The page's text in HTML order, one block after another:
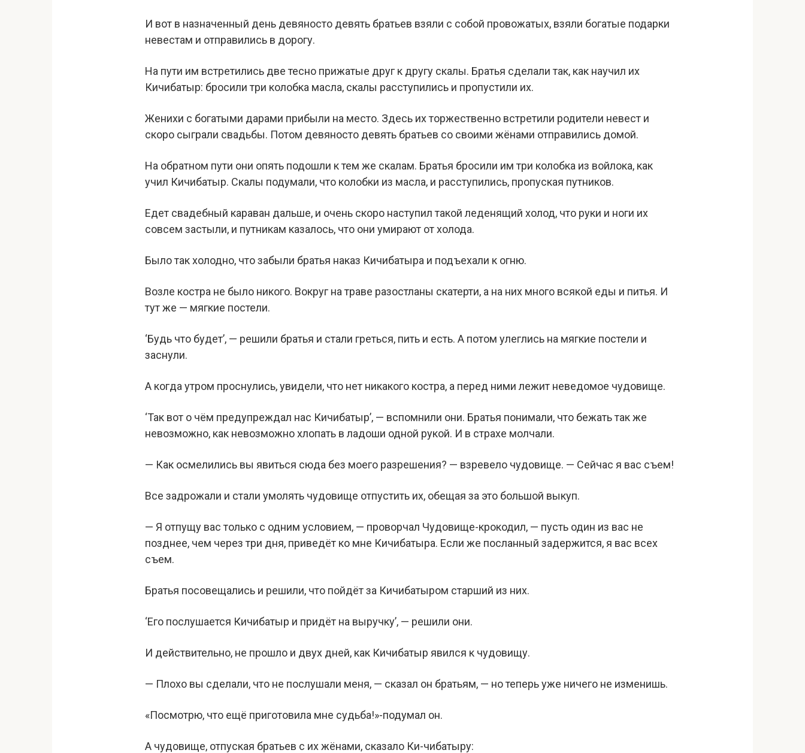
И вот в назначенный день девяносто девять братьев взяли с собой провожатых, взяли богатые подарки
невестам и отправились в дорогу.
На пути им встретились две тесно прижатые друг к другу скалы. Братья сделали так, как научил их
Кичибатыр: бросили три колобка масла, скалы расступились и пропустили их.
Женихи с богатыми дарами прибыли на место. Здесь их торжественно встретили родители невест и
скоро сыграли свадьбы. Потом девяносто девять братьев со своими жёнами отправились домой.
На обратном пути они опять подошли к тем же скалам. Братья бросили им три колобка из войлока, как
учил Кичибатыр. Скалы подумали, что колобки из масла, и расступились, пропуская путников.
Едет свадебный караван дальше, и очень скоро наступил такой леденящий холод, что руки и ноги их
совсем застыли, и путникам казалось, что они умирают от холода.
Было так холодно, что забыли братья наказ Кичибатыра и подъехали к огню.
Возле костра не было никого. Вокруг на траве разостланы скатерти, а на них много всякой еды и питья. И
тут же — мягкие постели.
‘Будь что будет’, — решили братья и стали греться, пить и есть. А потом улеглись на мягкие постели и
заснули.
А когда утром проснулись, увидели, что нет никакого костра, а перед ними лежит неведомое чудовище.
‘Так вот о чём предупреждал нас Кичибатыр’, — вспомнили они. Братья понимали, что бежать так же
невозможно, как невозможно хлопать в ладоши одной рукой. И в страхе молчали.
— Как осмелились вы явиться сюда без моего разрешения? — взревело чудовище. — Сейчас я вас съем!
Все задрожали и стали умолять чудовище отпустить их, обещая за это большой выкуп.
— Я отпущу вас только с одним условием, — проворчал Чудовище-крокодил, — пусть один из вас не
позднее, чем через три дня, приведёт ко мне Кичибатыра. Если же посланный задержится, я вас всех
съем.
Братья посовещались и решили, что пойдёт за Кичибатыром старший из них.
‘Его послушается Кичибатыр и придёт на выручку’, — решили они.
И действительно, не прошло и двух дней, как Кичибатыр явился к чудовищу.
— Плохо вы сделали, что не послушали меня, — сказал он братьям, — но теперь уже ничего не изменишь.
«Посмотрю, что ещё приготовила мне судьба!»-подумал он.
А чудовище, отпуская братьев с их жёнами, сказало Ки-чибатыру: